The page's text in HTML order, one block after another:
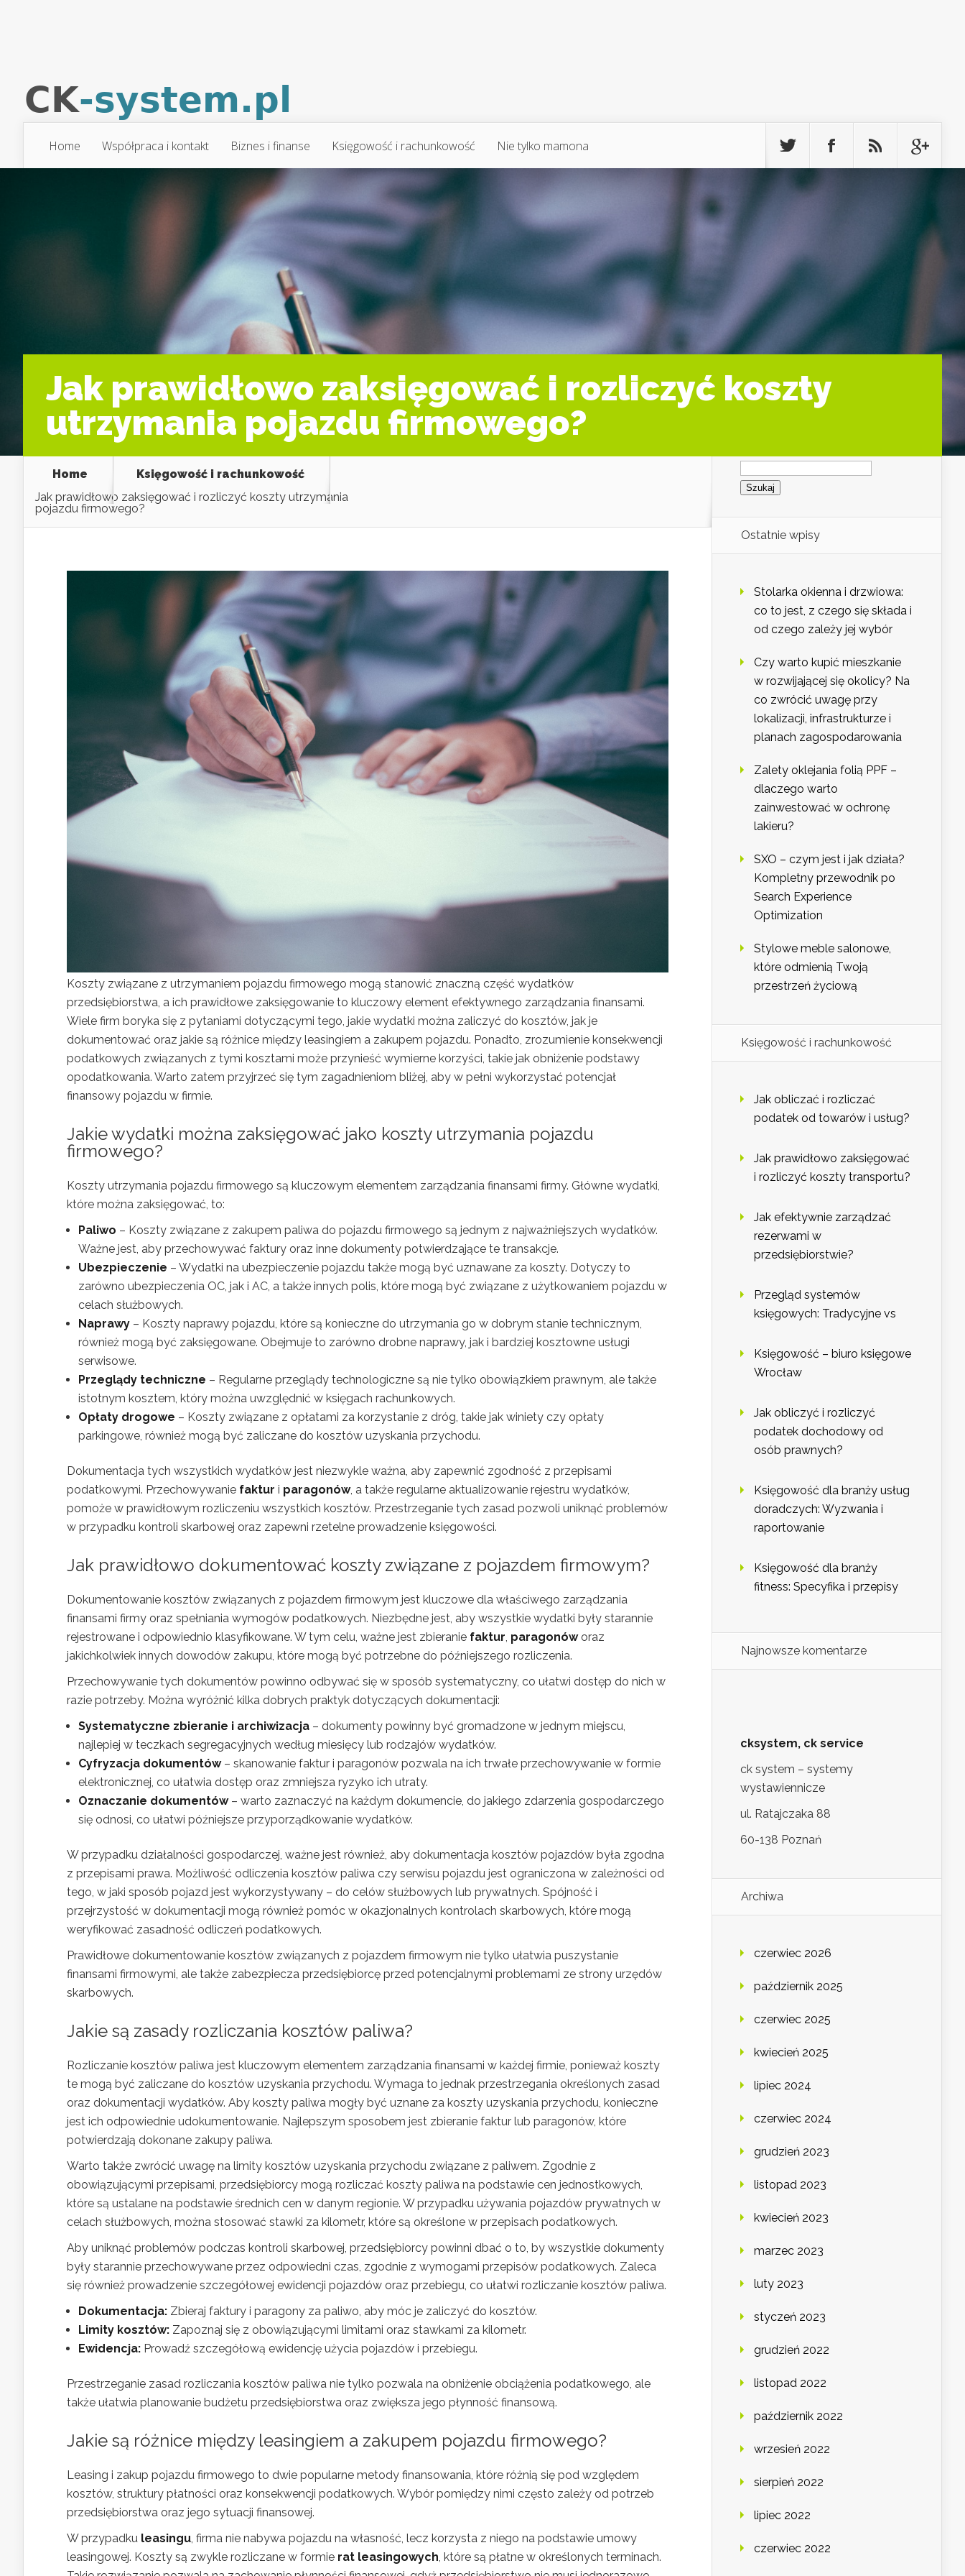
Home Współpraca i kontakt Biznes i finanse Księgowość i rachunkowość Nie tylko mamona
Jak prawidłowo zaksięgować i rozliczyć koszty
utrzymania pojazdu firmowego?
Home
Księgowość i rachunkowość
Jak prawidłowo zaksięgować i rozliczyć koszty utrzymania
pojazdu firmowego?
Koszty związane z utrzymaniem pojazdu firmowego mogą stanowić znaczną część wydatków
przedsiębiorstwa, a ich prawidłowe zaksięgowanie to kluczowy element efektywnego zarządzania finansami.
Wiele firm boryka się z pytaniami dotyczącymi tego, jakie wydatki można zaliczyć do kosztów, jak je
dokumentować oraz jakie są różnice między leasingiem a zakupem pojazdu. Ponadto, zrozumienie konsekwencji
podatkowych związanych z tymi kosztami może przynieść wymierne korzyści, takie jak obniżenie podstawy
opodatkowania. Warto zatem przyjrzeć się tym zagadnieniom bliżej, aby w pełni wykorzystać potencjał
finansowy pojazdu w firmie.
Jakie wydatki można zaksięgować jako koszty utrzymania pojazdu
firmowego?
Koszty utrzymania pojazdu firmowego są kluczowym elementem zarządzania finansami firmy. Główne wydatki,
które można zaksięgować, to:
Paliwo – Koszty związane z zakupem paliwa do pojazdu firmowego są jednym z najważniejszych wydatków.
Ważne jest, aby przechowywać faktury oraz inne dokumenty potwierdzające te transakcje.
Ubezpieczenie – Wydatki na ubezpieczenie pojazdu także mogą być uznawane za koszty. Dotyczy to
zarówno ubezpieczenia OC, jak i AC, a także innych polis, które mogą być związane z użytkowaniem pojazdu w
celach służbowych.
Naprawy – Koszty naprawy pojazdu, które są konieczne do utrzymania go w dobrym stanie technicznym,
również mogą być zaksięgowane. Obejmuje to zarówno drobne naprawy, jak i bardziej kosztowne usługi
serwisowe.
Przeglądy techniczne – Regularne przeglądy technologiczne są nie tylko obowiązkiem prawnym, ale także
istotnym kosztem, który można uwzględnić w księgach rachunkowych.
Opłaty drogowe – Koszty związane z opłatami za korzystanie z dróg, takie jak winiety czy opłaty
parkingowe, również mogą być zaliczane do kosztów uzyskania przychodu.
Dokumentacja tych wszystkich wydatków jest niezwykle ważna, aby zapewnić zgodność z przepisami
podatkowymi. Przechowywanie faktur i paragonów, a także regularne aktualizowanie rejestru wydatków,
pomoże w prawidłowym rozliczeniu wszystkich kosztów. Przestrzeganie tych zasad pozwoli uniknąć problemów
w przypadku kontroli skarbowej oraz zapewni rzetelne prowadzenie księgowości.
Jak prawidłowo dokumentować koszty związane z pojazdem firmowym?
Dokumentowanie kosztów związanych z pojazdem firmowym jest kluczowe dla właściwego zarządzania
finansami firmy oraz spełniania wymogów podatkowych. Niezbędne jest, aby wszystkie wydatki były starannie
rejestrowane i odpowiednio klasyfikowane. W tym celu, ważne jest zbieranie faktur, paragonóworaz
jakichkolwiek innych dowodów zakupu, które mogą być potrzebne do późniejszego rozliczenia.
Przechowywanie tych dokumentów powinno odbywać się w sposób systematyczny, co ułatwi dostęp do nich w
razie potrzeby. Można wyróżnić kilka dobrych praktyk dotyczących dokumentacji:
Systematyczne zbieranie i archiwizacja – dokumenty powinny być gromadzone w jednym miejscu,
najlepiej w teczkach segregacyjnych według miesięcy lub rodzajów wydatków.
Cyfryzacja dokumentów– skanowanie faktur i paragonów pozwala na ich trwałe przechowywanie w formie
elektronicznej, co ułatwia dostęp oraz zmniejsza ryzyko ich utraty.
Oznaczanie dokumentów– warto zaznaczyć na każdym dokumencie, do jakiego zdarzenia gospodarczego
się odnosi, co ułatwi późniejsze przyporządkowanie wydatków.
W przypadku działalności gospodarczej, ważne jest również, aby dokumentacja kosztów pojazdów była zgodna
z przepisami prawa. Możliwość odliczenia kosztów paliwa czy serwisu pojazdu jest ograniczona w zależności od
tego, w jaki sposób pojazd jest wykorzystywany – do celów służbowych lub prywatnych. Spójność i
przejrzystość w dokumentacji mogą również pomóc w okazjonalnych kontrolach skarbowych, które mogą
weryfikować zasadność odliczeń podatkowych.
Prawidłowe dokumentowanie kosztów związanych z pojazdem firmowym nie tylko ułatwia puszystanie
finansami firmowymi, ale także zabezpiecza przedsiębiorcę przed potencjalnymi problemami ze strony urzędów
skarbowych.
Jakie są zasady rozliczania kosztów paliwa?
Rozliczanie kosztów paliwa jest kluczowym elementem zarządzania finansami w każdej firmie, ponieważ koszty
te mogą być zaliczane do kosztów uzyskania przychodu. Wymaga to jednak przestrzegania określonych zasad
oraz dokumentacji wydatków. Aby koszty paliwa mogły być uznane za koszty uzyskania przychodu, konieczne
jest ich odpowiednie udokumentowanie. Najlepszym sposobem jest zbieranie faktur lub paragonów, które
potwierdzają dokonane zakupy paliwa.
Warto także zwrócić uwagę na limity kosztów uzyskania przychodu związane z paliwem. Zgodnie z
obowiązującymi przepisami, przedsiębiorcy mogą rozliczać koszty paliwa na podstawie cen jednostkowych,
które są ustalane na podstawie średnich cen w danym regionie. W przypadku używania pojazdów prywatnych w
celach służbowych, można stosować stawki za kilometr, które są określone w przepisach podatkowych.
Aby uniknąć problemów podczas kontroli skarbowej, przedsiębiorcy powinni dbać o to, by wszystkie dokumenty
były starannie przechowywane przez odpowiedni czas, zgodnie z wymogami przepisów podatkowych. Zaleca
się również prowadzenie szczegółowej ewidencji pojazdów oraz przebiegu, co ułatwi rozliczanie kosztów paliwa.
Dokumentacja: Zbieraj faktury i paragony za paliwo, aby móc je zaliczyć do kosztów.
Limity kosztów: Zapoznaj się z obowiązującymi limitami oraz stawkami za kilometr.
Ewidencja: Prowadź szczegółową ewidencję użycia pojazdów i przebiegu.
Przestrzeganie zasad rozliczania kosztów paliwa nie tylko pozwala na obniżenie obciążenia podatkowego, ale
także ułatwia planowanie budżetu przedsiębiorstwa oraz zwiększa jego płynność finansową.
Jakie są różnice między leasingiem a zakupem pojazdu firmowego?
Leasing i zakup pojazdu firmowego to dwie popularne metody finansowania, które różnią się pod względem
kosztów, struktury płatności oraz konsekwencji podatkowych. Wybór pomiędzy nimi często zależy od potrzeb
przedsiębiorstwa oraz jego sytuacji finansowej.
W przypadku leasingu, firma nie nabywa pojazdu na własność, lecz korzysta z niego na podstawie umowy
leasingowej. Koszty są zwykle rozliczane w formie rat leasingowych, które są płatne w określonych terminach.
Szukaj:
Ostatnie wpisy
Stolarka okienna i drzwiowa:
co to jest, z czego się składa i
od czego zależy jej wybór
Czy warto kupić mieszkanie
w rozwijającej się okolicy? Na
co zwrócić uwagę przy
lokalizacji, infrastrukturze i
planach zagospodarowania
Zalety oklejania folią PPF –
dlaczego warto
zainwestować w ochronę
lakieru?
SXO – czym jest i jak działa?
Kompletny przewodnik po
Search Experience
Optimization
Stylowe meble salonowe,
które odmienią Twoją
przestrzeń życiową
Księgowość i rachunkowość
Jak obliczać i rozliczać
podatek od towarów i usług?
Jak prawidłowo zaksięgować
i rozliczyć koszty transportu?
Jak efektywnie zarządzać
rezerwami w
przedsiębiorstwie?
Przegląd systemów
księgowych: Tradycyjne vs
Księgowość – biuro księgowe
Wrocław
Jak obliczyć i rozliczyć
podatek dochodowy od
osób prawnych?
Księgowość dla branży usług
doradczych: Wyzwania i
raportowanie
Księgowość dla branży
fitness: Specyfika i przepisy
Najnowsze komentarze
cksystem, ck service
ck system – systemy
wystawiennicze
ul. Ratajczaka 88
60-138 Poznań
Archiwa
czerwiec 2026
październik 2025
czerwiec 2025
kwiecień 2025
lipiec 2024
czerwiec 2024
grudzień 2023
listopad 2023
kwiecień 2023
marzec 2023
luty 2023
styczeń 2023
grudzień 2022
listopad 2022
październik 2022
wrzesień 2022
sierpień 2022
lipiec 2022
czerwiec 2022